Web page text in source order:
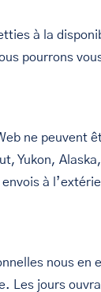
à la
pourrons
ne peuvent
Yukon,
à
nous en
Les jours